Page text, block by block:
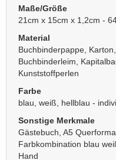
Maße/Größe
21cm x 15cm x 1,2cm -
Material
Buchbinderpappe,
Buchbinderleim,
Kunststoffperlen
Farbe
blau, weiß, hellblau -
Sonstige Merkmale
Gästebuch, A5
Farbkombination blau
Hand